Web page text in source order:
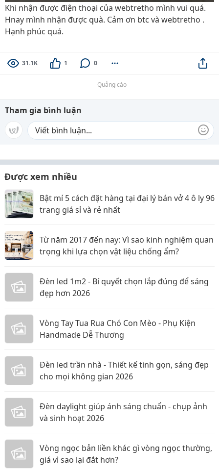
Khi nhận được điện thoại của webtretho mình vui quá.
Hnay mình nhận được quà. Cảm ơn btc và webtretho .
Hạnh phúc quá.
31.1K 1 0
Quảng cáo
Tham gia bình luận
Được xem nhiều
Bật mí 5 cách đặt hàng tại đại lý bán vở 4 ô ly 96
trang giá sỉ và rẻ nhất
Từ năm 2017 đến nay: Vì sao kinh nghiệm quan
trọng khi lựa chọn vật liệu chống ẩm?
Đèn led 1m2 - Bí quyết chọn lắp đúng để sáng
đẹp hơn 2026
Vòng Tay Tua Rua Chó Con Mèo - Phụ Kiện
Handmade Dễ Thương
Đèn led trần nhà - Thiết kế tinh gọn, sáng đẹp
cho mọi không gian 2026
Đèn daylight giúp ánh sáng chuẩn - chụp ảnh
và sinh hoạt 2026
Vòng ngọc bản liền khác gì vòng ngọc thường,
giá vì sao lại đắt hơn?